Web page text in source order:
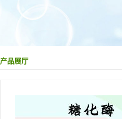
产品展厅